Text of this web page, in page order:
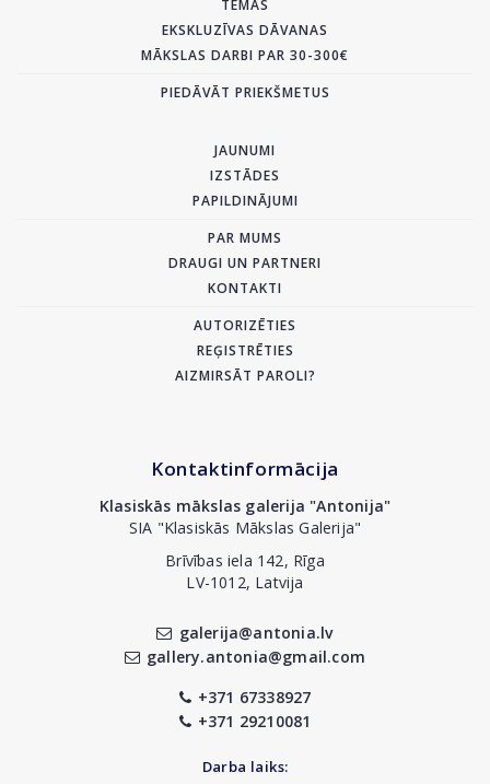
TĒMAS
EKSKLUZĪVAS DĀVANAS
MĀKSLAS DARBI PAR 30-300€
PIEDĀVĀT PRIEKŠMETUS
JAUNUMI
IZSTĀDES
PAPILDINĀJUMI
PAR MUMS
DRAUGI UN PARTNERI
KONTAKTI
AUTORIZĒTIES
REĢISTRĒTIES
AIZMIRSĀT PAROLI?
Kontaktinformācija
Klasiskās mākslas galerija "Antonija"
SIA "Klasiskās Mākslas Galerija"
Brīvības iela 142, Rīga
LV-1012, Latvija
galerija@antonia.lv
gallery.antonia@gmail.com
+371 67338927
+371 29210081
Darba laiks: